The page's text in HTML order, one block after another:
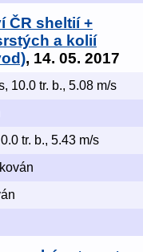
ČR sheltií +
a kolií
, 14. 05. 2017
10.0 tr. b., 5.08 m/s
tr. b., 5.43 m/s